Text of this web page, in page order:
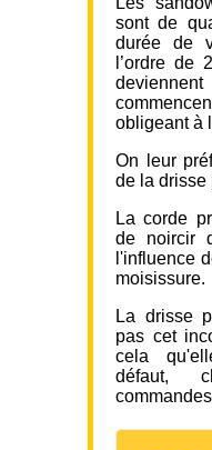
sont de
durée de
l’ordre de
obligeant à
On leur
de la drisse
La corde
de noircir
l'influence
moisissure.
La drisse
pas cet
cela
défaut,